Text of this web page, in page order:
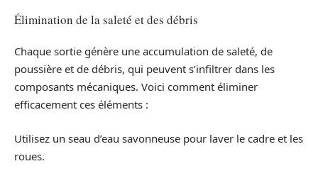
Élimination de la saleté et des débris
Chaque sortie génère une accumulation de saleté, de
poussière et de débris, qui peuvent s’infiltrer dans les
composants mécaniques. Voici comment éliminer
efficacement ces éléments :
Utilisez un seau d’eau savonneuse pour laver le cadre et les
roues.